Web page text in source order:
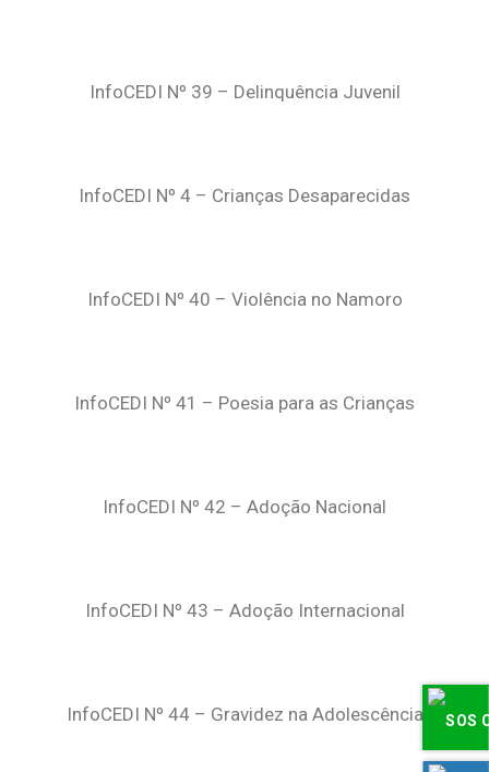
InfoCEDI Nº 39 – Delinquência Juvenil
InfoCEDI Nº 4 – Crianças Desaparecidas
InfoCEDI Nº 40 – Violência no Namoro
InfoCEDI Nº 41 – Poesia para as Crianças
InfoCEDI Nº 42 – Adoção Nacional
InfoCEDI Nº 43 – Adoção Internacional
InfoCEDI Nº 44 – Gravidez na Adolescência